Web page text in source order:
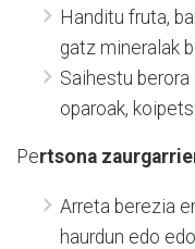
Handitu fruta,
gatz mineralak
Saihestu
oparoak,
Pertsona
Arreta berezia
haurdun edo